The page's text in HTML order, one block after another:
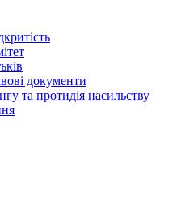
документи
та протидія насильству